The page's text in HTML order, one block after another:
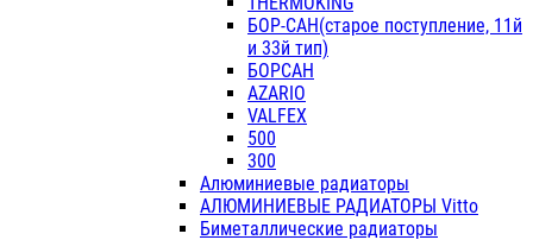
БОР-САН(старое поступление, 11й
и 33й тип)
БОРСАН
AZARIO
VALFEX
500
300
Алюминиевые радиаторы
АЛЮМИНИЕВЫЕ РАДИАТОРЫ Vitto
Биметаллические радиаторы